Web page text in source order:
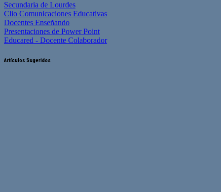
Secundaria de Lourdes
Clio Comunicaciones Educativas
Docentes Enseñando
Presentaciones de Power Point
Educared - Docente Colaborador
Artículos Sugeridos